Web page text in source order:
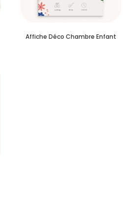
Affiche Déco Chambre Enfant